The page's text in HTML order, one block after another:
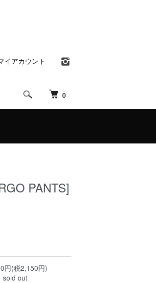
0
イアカウント
PANTS]
円(税2,150円)
sold out